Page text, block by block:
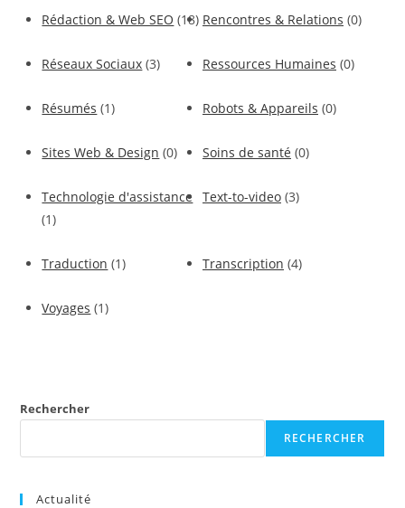
Rédaction & Web SEO (18) Rencontres & Relations (0)
Réseaux Sociaux (3) Ressources Humaines (0)
Résumés (1) Robots & Appareils (0)
Sites Web & Design (0) Soins de santé (0)
Technologie d'assistance
(1)
Text-to-video (3)
Traduction (1) Transcription (4)
Voyages (1)
Rechercher
RECHERCHER
Actualité